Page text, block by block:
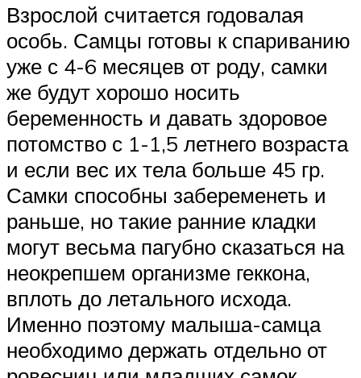
Взрослой считается годовалая
особь. Самцы готовы к спариванию
уже с 4-6 месяцев от роду, самки
же будут хорошо носить
беременность и давать здоровое
потомство с 1-1,5 летнего возраста
и если вес их тела больше 45 гр.
Самки способны забеременеть и
раньше, но такие ранние кладки
могут весьма пагубно сказаться на
неокрепшем организме геккона,
вплоть до летального исхода.
Именно поэтому малыша-самца
необходимо держать отдельно от